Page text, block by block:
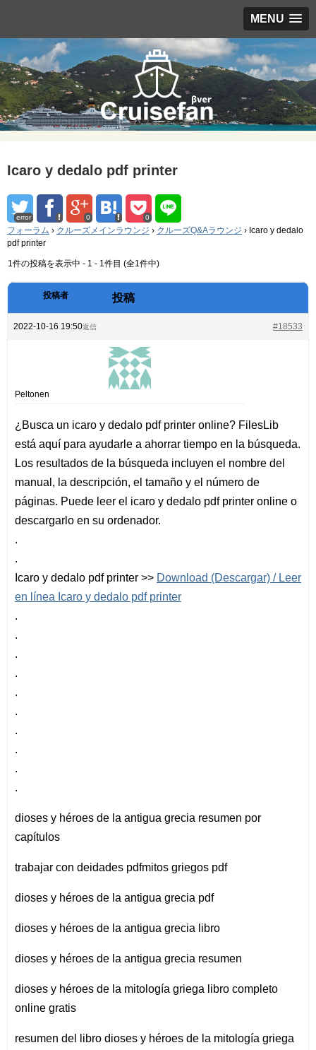
MENU
Icaro y dedalo pdf printer
error 0 0
フォーラム › クルーズメインラウンジ › クルーズQ&Aラウンジ › Icaro y dedalo
pdf printer
1件の投稿を表示中 - 1 - 1件目 (全1件中)
投稿者 投稿
2022-10-16 19:50 #18533
返信
Peltonen
¿Busca un icaro y dedalo pdf printer online? FilesLib
está aquí para ayudarle a ahorrar tiempo en la búsqueda.
Los resultados de la búsqueda incluyen el nombre del
manual, la descripción, el tamaño y el número de
páginas. Puede leer el icaro y dedalo pdf printer online o
descargarlo en su ordenador.
.
.
Icaro y dedalo pdf printer >> Download (Descargar) / Leer
en línea Icaro y dedalo pdf printer
.
.
.
.
.
.
.
.
.
.
dioses y héroes de la antigua grecia resumen por
capítulos
trabajar con deidades pdfmitos griegos pdf
dioses y héroes de la antigua grecia pdf
dioses y héroes de la antigua grecia libro
dioses y héroes de la antigua grecia resumen
dioses y héroes de la mitología griega libro completo
online gratis
resumen del libro dioses y héroes de la mitología griega